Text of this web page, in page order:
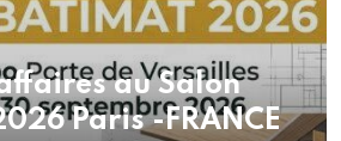
au Salon
Paris -FRANCE